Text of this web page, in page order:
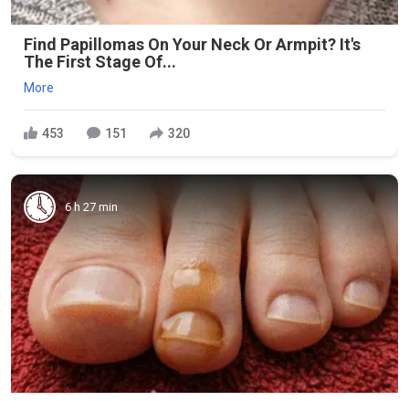
Find Papillomas On Your Neck Or Armpit? It's
The First Stage Of...
More
453 151 320
6 h 27 min